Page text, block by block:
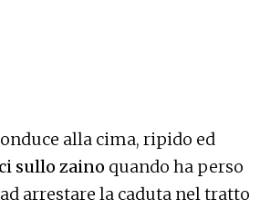
alla cima, ripido ed
sullo zaino quando ha perso
arrestare la caduta nel tratto